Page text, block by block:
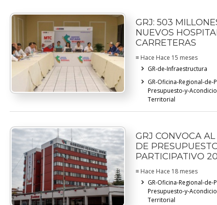
GRJ: 503
NUEVOS
CARRETERAS
≡ Hace Hace 15 meses
GR-de-Infraestructura
GR-Oficina-Regional-de-
Presupuesto-y-
Territorial
GRJ CONVOCA
DE
PARTICIPATIVO
≡ Hace Hace 18 meses
GR-Oficina-Regional-de-
Presupuesto-y-
Territorial